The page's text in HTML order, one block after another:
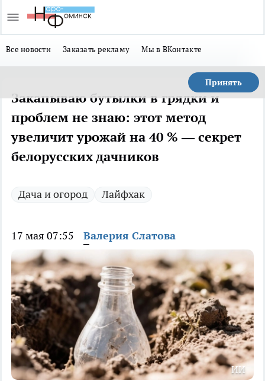
Все новости Заказать рекламу Мы в ВКонтакте
Принять
Закапываю бутылки в грядки и
проблем не знаю: этот метод
увеличит урожай на 40 % — секрет
белорусских дачников
Дача и огород Лайфхак
17 мая 07:55 Валерия Слатова
ИИ